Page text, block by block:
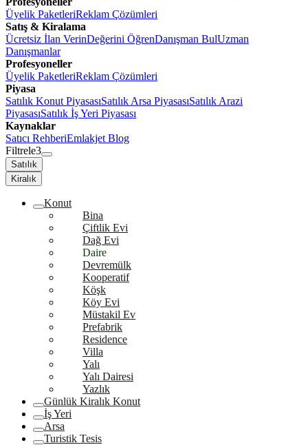
Üyelik PaketleriReklam Çözümleri
Satış & Kiralama
Ücretsiz İlan VerinDeğerini ÖğrenDanışman BulUzman
Danışmanlar
Profesyoneller
Üyelik PaketleriReklam Çözümleri
Piyasa
Satılık Konut PiyasasıSatılık Arsa PiyasasıSatılık Arazi
PiyasasıSatılık İş Yeri Piyasası
Kaynaklar
Satıcı RehberiEmlakjet Blog
Filtrele3
Satılık
Kiralık
Konut
Bina
Çiftlik Evi
Dağ Evi
Daire
Devremülk
Kooperatif
Köşk
Köy Evi
Müstakil Ev
Prefabrik
Residence
Villa
Yalı
Yalı Dairesi
Yazlık
Günlük Kiralık Konut
İş Yeri
Arsa
Turistik Tesis